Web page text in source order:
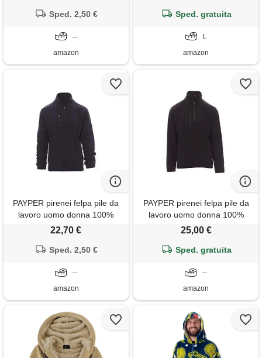
frontale nero (l)
Sped. 2,50 €
--
amazon
(l)
Sped. gratuita
L
amazon
PAYPER pirenei felpa pile da
lavoro uomo donna 100%
poliestere mezza chiusura zip
frontale blu navy (s)
22,70 €
Sped. 2,50 €
--
amazon
PAYPER pirenei felpa pile da
lavoro uomo donna 100%
poliestere mezza chiusura zip
frontale nero (xl)
25,00 €
Sped. gratuita
--
amazon